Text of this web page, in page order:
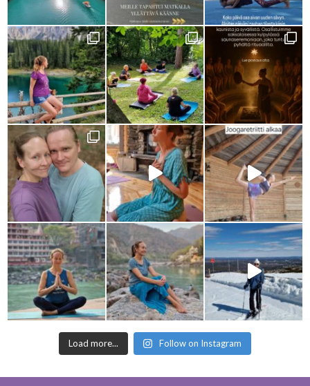
Load more... Follow on Instagram